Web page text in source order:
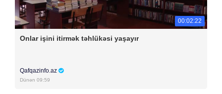
00:02:22
Onlar işini itirmək təhlükəsi yaşayır
Qafqazinfo.az
Dünən 09:59